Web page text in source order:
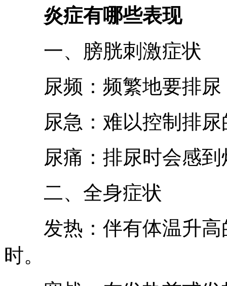
炎症有哪些表现
一、膀胱刺激症状
尿频：频繁地要排尿
尿急：难以控制排尿
尿痛：排尿时会感到
二、全身症状
发热：伴有体温升高
时。